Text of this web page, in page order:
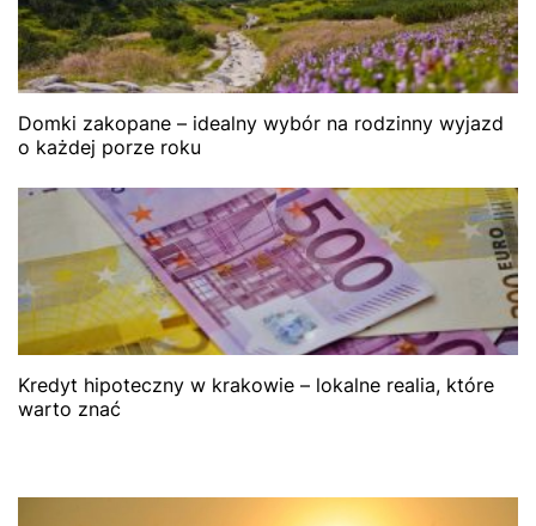
Domki zakopane – idealny wybór na rodzinny wyjazd
o każdej porze roku
Kredyt hipoteczny w krakowie – lokalne realia, które
warto znać